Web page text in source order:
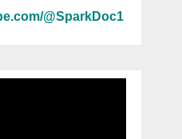
@SparkDoc1